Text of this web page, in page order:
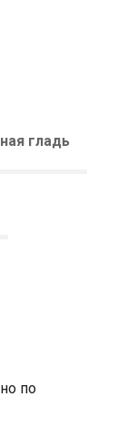
гладь
по